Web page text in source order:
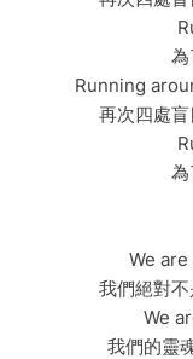
Running
再次四處盲
We
我們絕對
We
我們的靈